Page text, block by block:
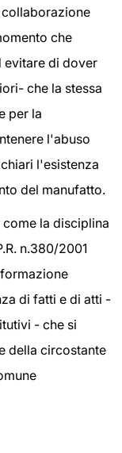
che
evitare di dover
che la stessa
per la
l'abuso
l'esistenza
del manufatto.
come la disciplina
n.380/2001
di fatti e di atti -
- che si
della circostante